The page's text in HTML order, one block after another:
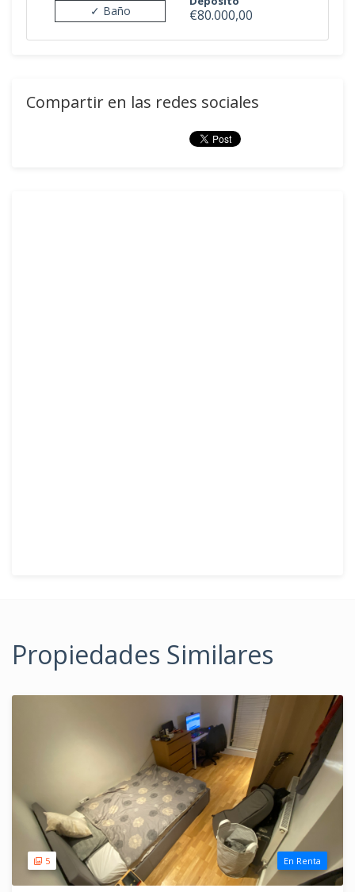
✓ Baño €80.000,00
Compartir en las redes sociales
Propiedades Similares
5 En Renta